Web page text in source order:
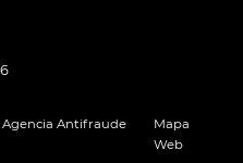
Agencia Antifraude
Mapa
Web